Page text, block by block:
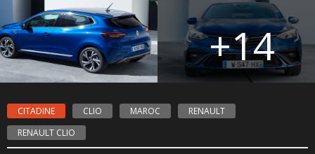
+14
CITADINE CLIO MAROC
RENAULT
RENAULT CLIO